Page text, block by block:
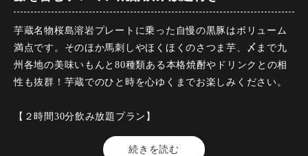
芋蔵名物桜島溶岩プレートに乗った自慢の黒豚はボリューム
満点です。そのほか馬刺しやほくほくのさつま芋、〆まで九
州各地の美味いもんと80種類ある本格焼酎やドリンクとの相
性も抜群！芋蔵でのひと時を心ゆくまでお楽しみください。
【２時間30分飲み放題プラン】
続きを読む
【料金】6000円（税込）